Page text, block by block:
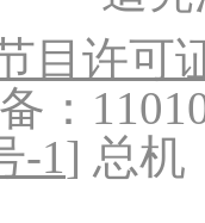
目许可
：
-1] 总机